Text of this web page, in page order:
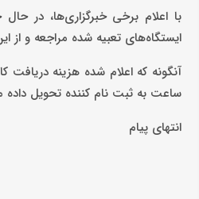
با اعلام برخی خبرگزاری‌ها، در
ایستگاه‌های تعبیه شده مراجعه و از
ساعت به ثبت نام کننده تحویل داده می‌شود و به ازای هر
انتهای پیام